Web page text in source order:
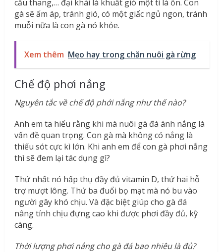
cầu thang,… đại khái là khuất gió một tí là ổn. Con
gà sẽ ấm áp, tránh gió, có một giấc ngủ ngon, tránh
muỗi nữa là con gà nó khỏe.
Xem thêm Mẹo hay trong chăn nuôi gà rừng
Chế độ phơi nắng
Nguyên tắc về chế độ phới nắng như thế nào?
Anh em ta hiểu rằng khi mà nuôi gà đá ánh nắng là
vấn đề quan trọng. Con gà mà không có nắng là
thiếu sót cực kì lớn. Khi anh em để con gà phơi nắng
thì sẽ đem lại tác dụng gì?
Thứ nhất nó hấp thụ đầy đủ vitamin D, thứ hai hỗ
trợ mượt lông. Thứ ba đuổi bọ mạt mà nó bu vào
người gây khó chịu. Và đặc biệt giúp cho gà đá
nâng tính chịu đựng cao khi được phơi đầy đủ, kỹ
càng.
Thời lượng phơi nắng cho gà đá bao nhiêu là đủ?